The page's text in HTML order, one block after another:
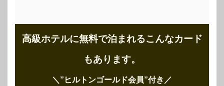
高級ホテルに無料で泊まれるこんなカード
もあります。
＼”ヒルトンゴールド会員”付き ／